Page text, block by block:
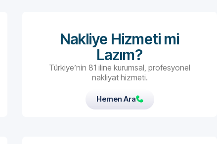
Nakliye Hizmeti mi
Lazım?
Türkiye’nin 81 iline kurumsal, profesyonel
nakliyat hizmeti.
Hemen Ara